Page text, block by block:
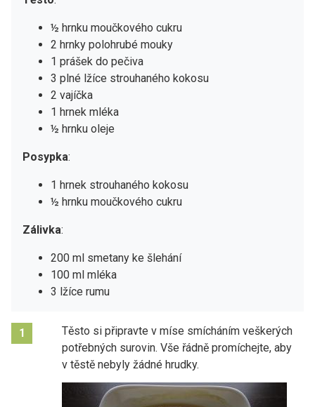
½ hrnku moučkového cukru
2 hrnky polohrubé mouky
1 prášek do pečiva
3 plné lžíce strouhaného kokosu
2 vajíčka
1 hrnek mléka
½ hrnku oleje
Posypka:
1 hrnek strouhaného kokosu
½ hrnku moučkového cukru
Zálivka:
200 ml smetany ke šlehání
100 ml mléka
3 lžíce rumu
1
Těsto si připravte v míse smícháním veškerých
potřebných surovin. Vše řádně promíchejte, aby
v těstě nebyly žádné hrudky.